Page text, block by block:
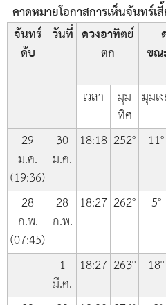
คาดหมายโอกาสการเห็นจันทร์
จันทร์
ดับ
วันที่ ดวงอาทิตย์
ตก ขณ
เวลา มุม
ทิศ
มุมเ
29
ม.ค.
(19:36)
30
ม.ค.
18:18 252° 11°
28
ก.พ.
(07:45)
28
ก.พ.
18:27 262° 5°
1
มี.ค.
18:27 263° 18°